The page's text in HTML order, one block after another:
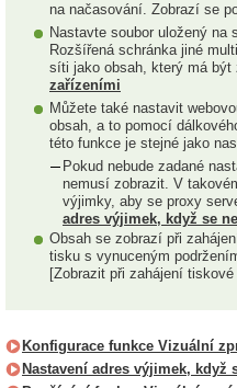
na načasování. Zobrazí se
Nastavte soubor uložený na
Rozšířená schránka jiné
síti jako obsah, který má být
zařízeními
Můžete také nastavit
obsah, a to pomocí
této funkce je stejné jako
Pokud nebude zadané
nemusí zobrazit. V
výjimky, aby se proxy
adres výjimek, když se
Obsah se zobrazí při
tisku s vynuceným
[Zobrazit při zahájení tiskové
Konfigurace funkce Vizuální
Nastavení adres výjimek, když